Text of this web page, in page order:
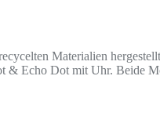
Materialien
& Echo Dot mit Uhr. Beide